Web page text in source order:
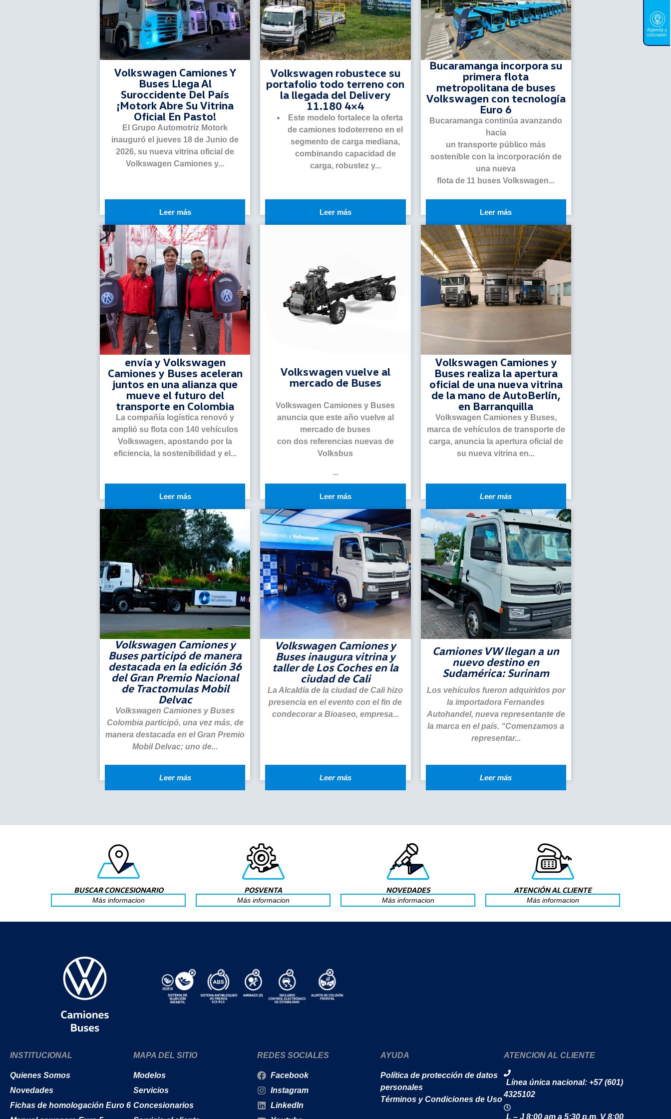
Volkswagen Camiones Y
Buses Llega Al
Suroccidente Del País
¡Motork Abre Su Vitrina
Oficial En Pasto!
El Grupo Automotriz Motork
inauguró el jueves 18 de Junio de
2026, su nueva vitrina oficial de
Volkswagen Camiones y...
Leer más
Volkswagen robustece su
portafolio todo terreno con
la llegada del Delivery
11.180 4×4
Este modelo fortalece la oferta
de camiones todoterreno en el
segmento de carga mediana,
combinando capacidad de
carga, robustez y...
Leer más
Bucaramanga incorpora su
primera flota
metropolitana de buses
Volkswagen con tecnología
Euro 6
Bucaramanga continúa avanzando
hacia
un transporte público más
sostenible con la incorporación de
una nueva
flota de 11 buses Volkswagen...
Leer más
envía y Volkswagen
Camiones y Buses aceleran
juntos en una alianza que
mueve el futuro del
transporte en Colombia
La compañía logística renovó y
amplió su flota con 140 vehículos
Volkswagen, apostando por la
eficiencia, la sostenibilidad y el...
Leer más
Volkswagen vuelve al
mercado de Buses
Volkswagen Camiones y Buses
anuncia que este año vuelve al
mercado de buses
con dos referencias nuevas de
Volksbus
...
Leer más
Volkswagen Camiones y
Buses realiza la apertura
oficial de una nueva vitrina
de la mano de AutoBerlín,
en Barranquilla
Volkswagen Camiones y Buses,
marca de vehículos de transporte de
carga, anuncia la apertura oficial de
su nueva vitrina en...
Leer más
Volkswagen Camiones y
Buses participó de manera
destacada en la edición 36
del Gran Premio Nacional
de Tractomulas Mobil
Delvac
Volkswagen Camiones y Buses
Colombia participó, una vez más, de
manera destacada en el Gran Premio
Mobil Delvac; uno de...
Leer más
Volkswagen Camiones y
Buses inaugura vitrina y
taller de Los Coches en la
ciudad de Cali
La Alcaldía de la ciudad de Cali hizo
presencia en el evento con el fin de
condecorar a Bioaseo, empresa...
Leer más
Camiones VW llegan a un
nuevo destino en
Sudamérica: Surinam
Los vehículos fueron adquiridos por
la importadora Fernandes
Autohandel, nueva representante de
la marca en el país. “Comenzamos a
representar...
Leer más
BUSCAR CONCESIONARIO
Más informacion
POSVENTA
Más informacion
NOVEDADES
Más informacion
ATENCIÓN AL CLIENTE
Más informacion
INSTITUCIONAL
Quienes Somos
Novedades
Fichas de homologación Euro 6
MAPA DEL SITIO
Modelos
Servicios
Concesionarios
REDES SOCIALES
Facebook
Instagram
LinkedIn
AYUDA
Política de protección de datos
personales
Términos y Condiciones de Uso
ATENCION AL CLIENTE
Línea única nacional: +57 (601)
4325102
L – J 8:00 am a 5:30 p.m. V 8:00